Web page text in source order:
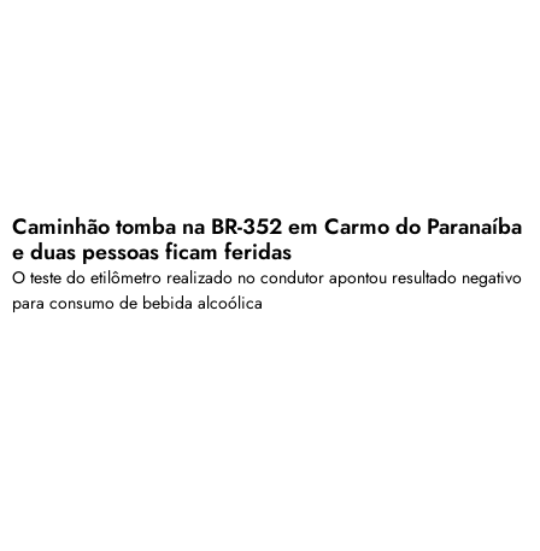
Caminhão tomba na BR-352 em Carmo do Paranaíba
e duas pessoas ficam feridas
O teste do etilômetro realizado no condutor apontou resultado negativo
para consumo de bebida alcoólica